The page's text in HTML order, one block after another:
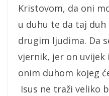
Kristovom, da oni
u duhu te da taj duh
drugim ljudima. Da
vjernik, jer on uvijek
onim duhom kojeg
Isus ne traži veliko